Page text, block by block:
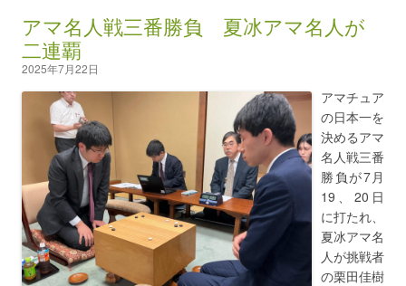
アマ名人戦三番勝負 夏冰アマ名人が
二連覇
2025年7月22日
アマチュア
の日本一を
決めるアマ
名人戦三番
勝負が7月
19、20日
に打たれ、
夏冰アマ名
人が挑戦者
の栗田佳樹